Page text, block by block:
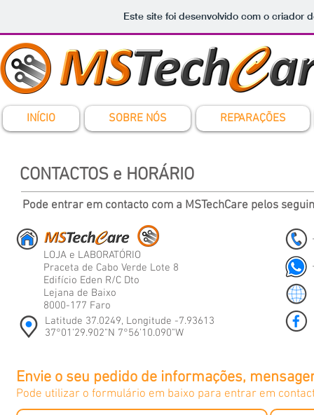
Este site foi desenvolvido com o criador
INÍCIO SOBRE NÓS REPARAÇÕES
CONTACTOS e HORÁRIO
Pode entrar em contacto com a MSTechCare pelos
LOJA e LABORATÓRIO
Praceta de Cabo Verde Lote 8
Edifício Eden R/C Dto
Lejana de Baixo
8000-177 Faro
Latitude 37.0249, Longitude -7.93613
37°01'29.902"N 7°56'10.090"W
Envie o seu pedido de informações,
Pode utilizar o formulário em baixo para entrar em